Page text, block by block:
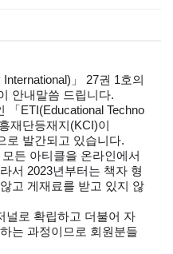
International) 」 27권 1호의
안내말씀 드립니다.
「 ETI(Educational Techno
재단등재지 (KCI)이
로 발간되고 있습니다.
든 아티클을 온라인에서
서 2023년부터는 책자 형
고 게재료를 받고 있지 않
널로 확립하고 더불어 자
는 과정이므로 회원분들